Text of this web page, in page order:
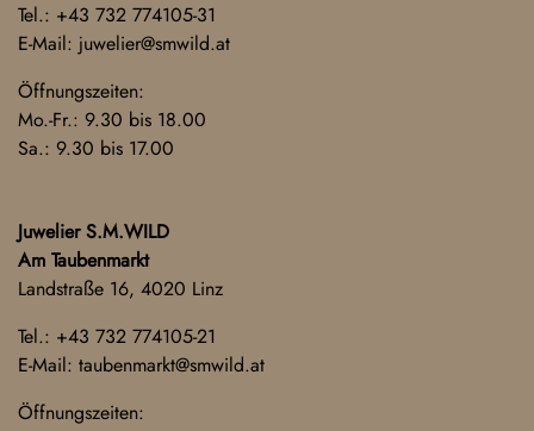
Tel.: +43 732 774105-31
E-Mail: juwelier@smwild.at
Öffnungszeiten:
Mo.-Fr.: 9.30 bis 18.00
Sa.: 9.30 bis 17.00
Juwelier S.M.WILD
Am Taubenmarkt
Landstraße 16, 4020 Linz
Tel.: +43 732 774105-21
E-Mail: taubenmarkt@smwild.at
Öffnungszeiten: